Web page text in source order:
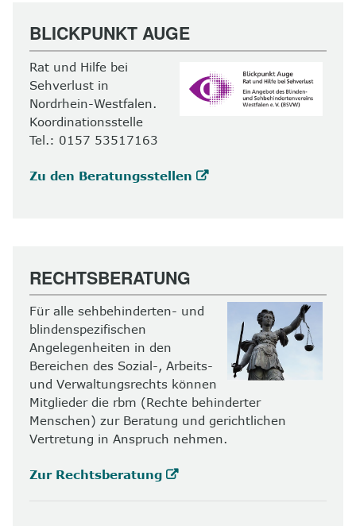
BLICKPUNKT AUGE
Rat und Hilfe bei
Sehverlust in
Nordrhein-Westfalen.
Koordinationsstelle
Tel.: 0157 53517163
Zu den Beratungsstellen
RECHTSBERATUNG
Für alle sehbehinderten- und
blindenspezifischen
Angelegenheiten in den
Bereichen des Sozial-, Arbeits-
und Verwaltungsrechts können
Mitglieder die rbm (Rechte behinderter
Menschen) zur Beratung und gerichtlichen
Vertretung in Anspruch nehmen.
Zur Rechtsberatung